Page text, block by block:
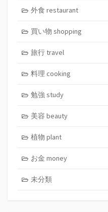
外食 restaurant
買い物 shopping
旅行 travel
料理 cooking
勉強 study
美容 beauty
植物 plant
お金 money
未分類